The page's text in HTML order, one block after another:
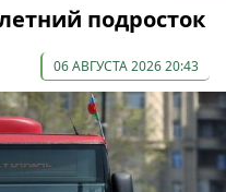
подросток
06 АВГУСТА 2026 20:43